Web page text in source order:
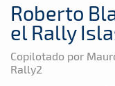
Roberto
el Rally
Copilotado por
Rally2